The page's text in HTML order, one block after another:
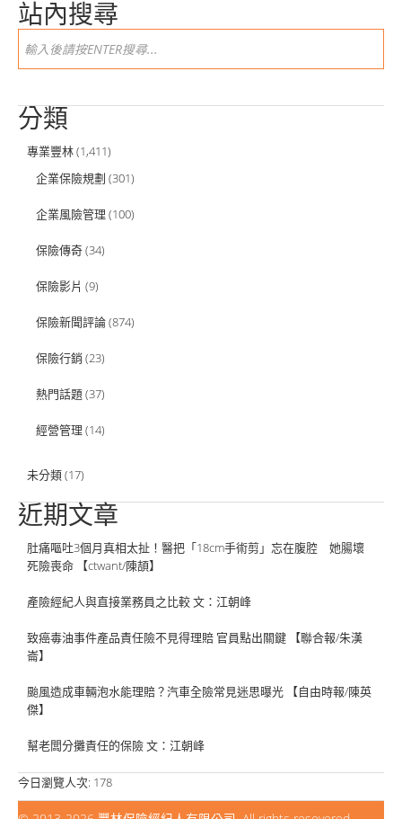
站內搜尋
分類
專業豐林(1,411)
企業保險規劃 (301)
企業風險管理 (100)
保險傳奇(34)
保險影片 (9)
保險新聞評論(874)
保險行銷 (23)
熱門話題(37)
經營管理 (14)
未分類(17)
近期文章
肚痛嘔吐3個月真相太扯！醫把「18cm手術剪」忘在腹腔 她腸壞
死險喪命 【ctwant/陳頡】
產險經紀人與直接業務員之比較 文：江朝峰
致癌毒油事件產品責任險不見得理賠 官員點出關鍵 【聯合報/朱漢
崙】
颱風造成車輛泡水能理賠？汽車全險常見迷思曝光 【自由時報/陳英
傑】
幫老闆分攤責任的保險 文：江朝峰
今日瀏覽人次: 178